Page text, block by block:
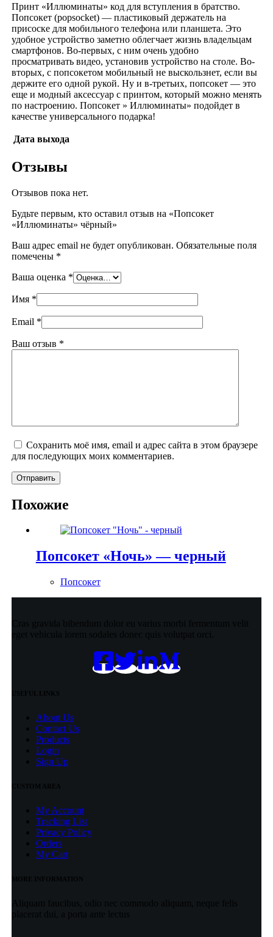
Принт «Иллюминаты» код для вступления в братство.
Попсокет (popsocket) — пластиковый держатель на
присоске для мобильного телефона или планшета. Это
удобное устройство заметно облегчает жизнь владельцам
смартфонов. Во-первых, с ним очень удобно
просматривать видео, установив устройство на столе. Во-
вторых, с попсокетом мобильный не выскользнет, если вы
держите его одной рукой. Ну и в-третьих, попсокет — это
еще и модный аксессуар с принтом, который можно менять
по настроению. Попсокет » Иллюминаты» подойдет в
качестве универсального подарка!
Дата выхода
Отзывы
Отзывов пока нет.
Будьте первым, кто оставил отзыв на «Попсокет
«Иллюминаты» чёрный»
Ваш адрес email не будет опубликован. Обязательные поля
помечены *
Ваша оценка *
Имя*
Email *
Ваш отзыв *
Сохранить моё имя, email и адрес сайта в этом браузере
для последующих моих комментариев.
Отправить
Похожие
Попсокет «Ночь» — черный
Попсокет
Cras gravida bibendum dolor eu varius morbi fermentum velit
eget vehicula lorem sodales donec quis volutpat orci.
USEFUL LINKS
About Us
Contact Us
Products
Login
Sign Up
CUSTOM AREA
My Account
Tracking List
Privacy Policy
Orders
My Cart
MORE INFORMATION
Aliquam faucibus, odio nec commodo aliquam, neque felis
placerat dui, a porta ante lectus